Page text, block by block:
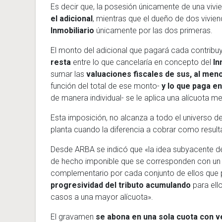
Es decir que, la posesión únicamente de una
el adicional, mientras que el dueño de dos
Inmobiliario únicamente por las dos primeras.
El monto del adicional que pagará cada
resta entre lo que cancelaría en concepto del
sumar las valuaciones fiscales de sus, al
función del total de ese monto- y lo que paga
de manera individual- se le aplica una alícuota
Esta imposición, no alcanza a todo el universo
planta cuando la diferencia a cobrar como
Desde ARBA se indicó que «la idea
de hecho imponible que se corresponden con
complementario por cada conjunto de ellos que
progresividad del tributo acumulando para
casos a una mayor alícuota».
El gravamen se abona en una sola cuota con